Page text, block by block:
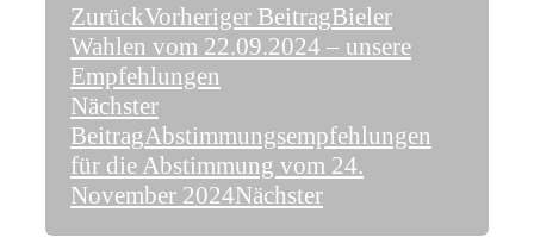
ZurückVorheriger BeitragBieler
Wahlen vom 22.09.2024 – unsere
Empfehlungen
Nächster
BeitragAbstimmungsempfehlungen
für die Abstimmung vom 24.
November 2024Nächster